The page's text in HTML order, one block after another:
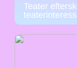
Teater